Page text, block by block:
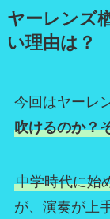
ヤーレンズ
い理由は？
今回はヤーレ
吹けるのか？
中学時代に始
が、演奏が上